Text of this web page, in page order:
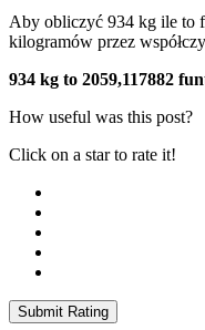
Aby obliczyć 934 kg ile to
kilogramów przez
934 kg to 2059,117882
How useful was this post?
Click on a star to rate it!
Submit Rating